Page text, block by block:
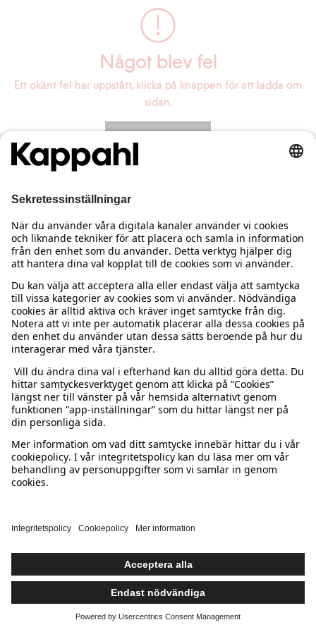
Något blev fel
Ett okänt fel har uppstått, klicka på knappen för att ladda om
sidan.